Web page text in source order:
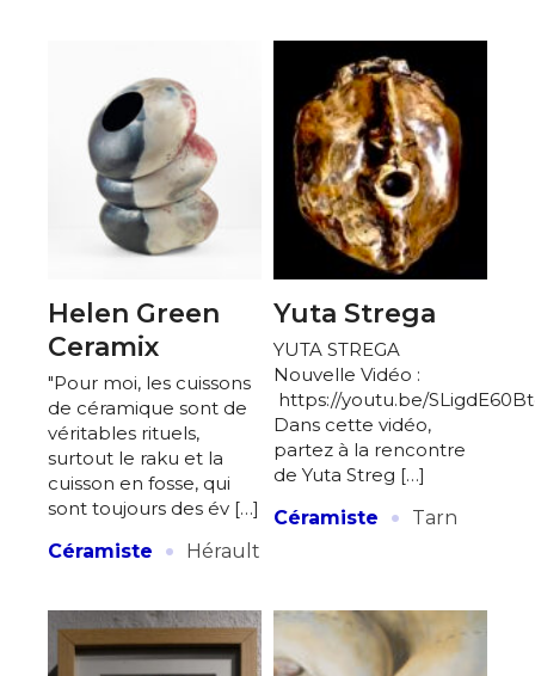
Helen Green
Ceramix
"Pour moi, les cuissons
de céramique sont de
véritables rituels,
surtout le raku et la
cuisson en fosse, qui
sont toujours des év […]
Céramiste
· Hérault
Yuta Strega
YUTA STREGA
Nouvelle Vidéo :
https://youtu.be/
Dans cette vidéo,
partez à la rencontre
de Yuta Streg […]
Céramiste
· Tarn